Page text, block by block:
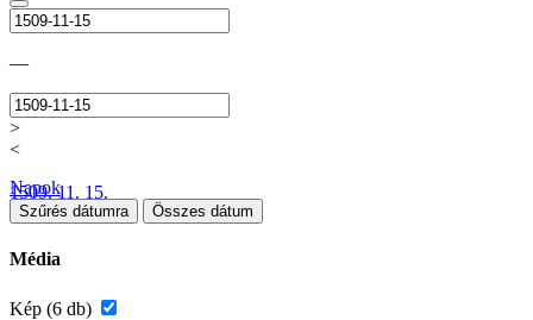
—
>
<
1509. 11. 15.
Napok
Szűrés dátumra Összes dátum
Média
Kép (6 db)